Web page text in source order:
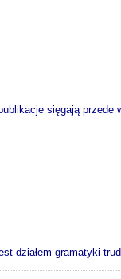
sięgają przede
działem gramatyki